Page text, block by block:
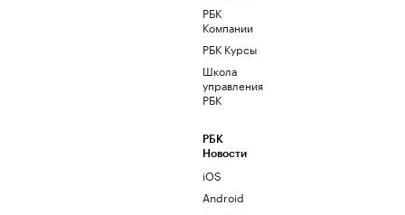
РБК
Компании
РБК Курсы
Школа
управления
РБК
РБК
Новости
iOS
Android